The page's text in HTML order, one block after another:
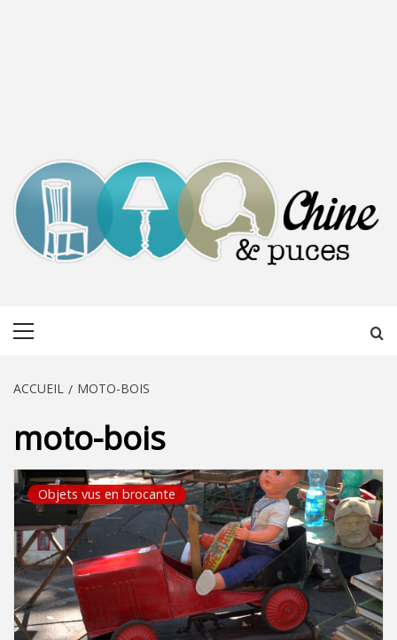
ACCUEIL MOTO-BOIS
moto-bois
Objets vus en brocante